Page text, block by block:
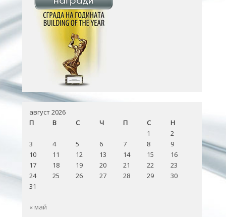
август 2026
П
В С Ч П С
Н
1
2
3
4 5 6 7 8
9
10
11 12 13 14 15
16
17
18 19 20 21 22
23
24
25 26 27 28 29
30
31
« май